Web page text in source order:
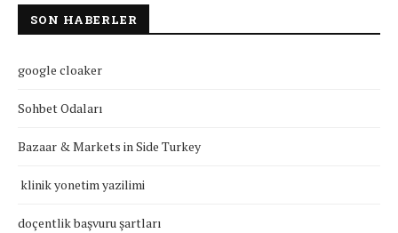
SON HABERLER
google cloaker
Sohbet Odaları
Bazaar & Markets in Side Turkey
klinik yonetim yazilimi
doçentlik başvuru şartları